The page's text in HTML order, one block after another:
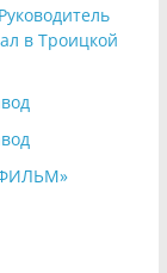
Руководитель
в Троицкой